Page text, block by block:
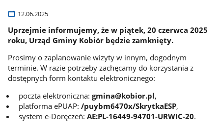
12.06.2025
Uprzejmie informujemy, że w piątek, 20 czerwca 2025
roku, Urząd Gminy Kobiór będzie zamknięty.
Prosimy o zaplanowanie wizyty w innym, dogodnym
terminie. W razie potrzeby zachęcamy do korzystania z
dostępnych form kontaktu elektronicznego:
poczta elektroniczna: gmina@kobior.pl,
platforma ePUAP: /puybm6470x/SkrytkaESP,
system e-Doręczeń: AE:PL-16449-94701-URWIC-20.